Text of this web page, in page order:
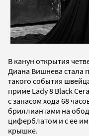
В канун открытия
Диана Вишнева стала
такого события
приме Lady 8 Black
с запасом хода 68
бриллиантами на
циферблатом и с ее
крышке.